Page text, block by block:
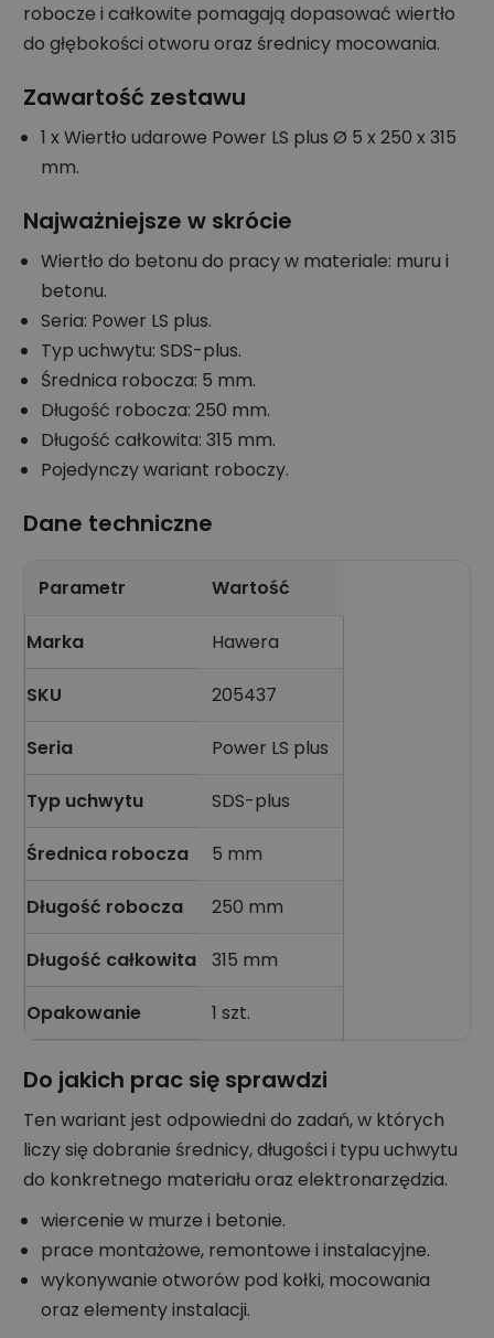
robocze i całkowite pomagają dopasować wiertło
do głębokości otworu oraz średnicy mocowania.
Zawartość zestawu
1 x Wiertło udarowe Power LS plus Ø 5 x 250 x 315
mm.
Najważniejsze w skrócie
Wiertło do betonu do pracy w materiale: muru i
betonu.
Seria: Power LS plus.
Typ uchwytu: SDS-plus.
Średnica robocza: 5 mm.
Długość robocza: 250 mm.
Długość całkowita: 315 mm.
Pojedynczy wariant roboczy.
Dane techniczne
Parametr Wartość
Marka Hawera
SKU 205437
Seria Power LS plus
Typ uchwytu SDS-plus
Średnica robocza 5 mm
Długość robocza 250 mm
Długość całkowita 315 mm
Opakowanie 1 szt.
Do jakich prac się sprawdzi
Ten wariant jest odpowiedni do zadań, w których
liczy się dobranie średnicy, długości i typu uchwytu
do konkretnego materiału oraz elektronarzędzia.
wiercenie w murze i betonie.
prace montażowe, remontowe i instalacyjne.
wykonywanie otworów pod kołki, mocowania
oraz elementy instalacji.